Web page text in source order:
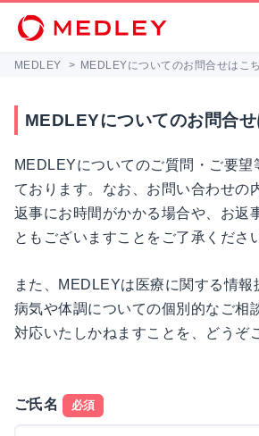
MEDLEY > MEDLEYについてのお問合せはこ
MEDLEYについてのお問合
MEDLEYについてのご質問・ご要望
ております。なお、お問い合わせの
返事にお時間がかかる場合や、お返
ともございますことをご了承くださ
また、MEDLEYは医療に関する情報
病気や体調についての個別的なご相
対応いたしかねますことを、どうぞ
ご氏名 必須